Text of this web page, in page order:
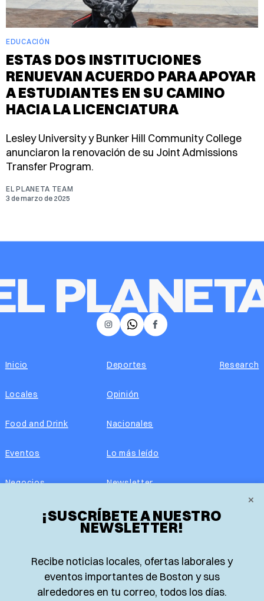
EDUCACIÓN
ESTAS DOS INSTITUCIONES
RENUEVAN ACUERDO PARA APOYAR
A ESTUDIANTES EN SU CAMINO
HACIA LA LICENCIATURA
Lesley University y Bunker Hill Community College
anunciaron la renovación de su Joint Admissions
Transfer Program.
EL PLANETA TEAM
3 de marzo de 2025
×
¡SUSCRÍBETE A NUESTRO
NEWSLETTER!
Recibe noticias locales, ofertas laborales y
eventos importantes de Boston y sus
alrededores en tu correo, todos los días.
𝕏 Facebook
Instagram
Inicio
Locales
Food and Drink
Eventos
Negocios
Real Estate
Guía de Recursos
Deportes
Opinión
Nacionales
Lo más leído
Newsletter
Edición impresa
Advertise with us
Research